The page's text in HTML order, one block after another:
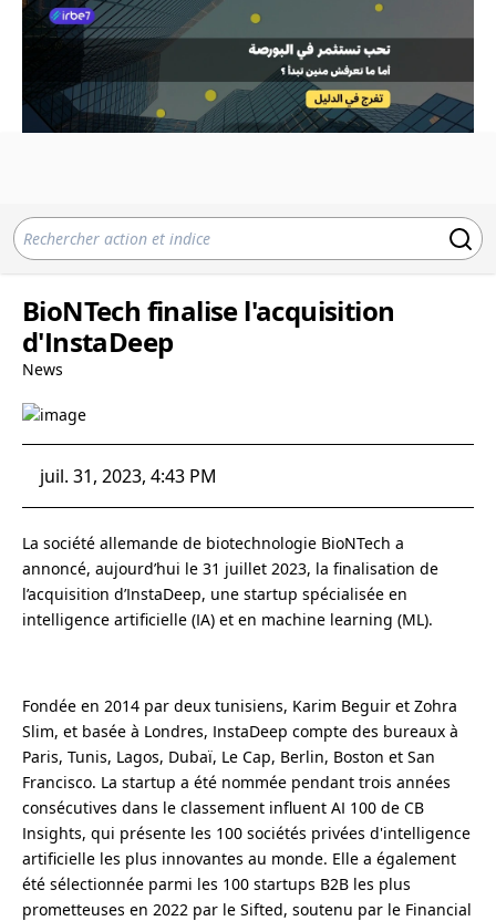
BioNTech finalise l'acquisition
d'InstaDeep
News
juil. 31, 2023, 4:43 PM
La société allemande de biotechnologie BioNTech a
annoncé, aujourd’hui le 31 juillet 2023, la finalisation de
l’acquisition d’InstaDeep, une startup spécialisée en
intelligence artificielle (IA) et en machine learning (ML).
Fondée en 2014 par deux tunisiens, Karim Beguir et Zohra
Slim, et basée à Londres, InstaDeep compte des bureaux à
Paris, Tunis, Lagos, Dubaï, Le Cap, Berlin, Boston et San
Francisco. La startup a été nommée pendant trois années
consécutives dans le classement influent AI 100 de CB
Insights, qui présente les 100 sociétés privées d'intelligence
artificielle les plus innovantes au monde. Elle a également
été sélectionnée parmi les 100 startups B2B les plus
prometteuses en 2022 par le Sifted, soutenu par le Financial